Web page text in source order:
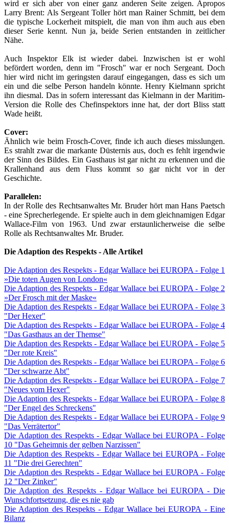
wird er sich aber von einer ganz anderen Seite zeigen. Apropos
Larry Brent: Als Sergeant Toller hört man Rainer Schmitt, bei dem
die typische Lockerheit mitspielt, die man von ihm auch aus eben
dieser Serie kennt. Nun ja, beide Serien entstanden in zeitlicher
Nähe.
Auch Inspektor Elk ist wieder dabei. Inzwischen ist er wohl
befördert worden, denn im "Frosch" war er noch Sergeant. Doch
hier wird nicht im geringsten darauf eingegangen, dass es sich um
ein und die selbe Person handeln könnte. Henry Kielmann spricht
ihn diesmal. Das in sofern interessant das Kielmann in der Maritim-
Version die Rolle des Chefinspektors inne hat, der dort Bliss statt
Wade heißt.
Cover:
Ähnlich wie beim Frosch-Cover, finde ich auch dieses misslungen.
Es strahlt zwar die markante Düsternis aus, doch es fehlt irgendwie
der Sinn des Bildes. Ein Gasthaus ist gar nicht zu erkennen und die
Krallenhand aus dem Fluss kommt so gar nicht vor in der
Geschichte.
Parallelen:
In der Rolle des Rechtsanwaltes Mr. Bruder hört man Hans Paetsch
- eine Sprecherlegende. Er spielte auch in dem gleichnamigen Edgar
Wallace-Film von 1963. Und zwar erstaunlicherweise die selbe
Rolle als Rechtsanwaltes Mr. Bruder.
Die Adaption des Respekts - Alle Artikel
Die Adaption des Respekts - Edgar Wallace bei EUROPA - Folge 1
»Die toten Augen von London«
Die Adaption des Respekts - Edgar Wallace bei EUROPA - Folge 2
»Der Frosch mit der Maske«
Die Adaption des Respekts - Edgar Wallace bei EUROPA - Folge 3
"Der Hexer"
Die Adaption des Respekts - Edgar Wallace bei EUROPA - Folge 4
"Das Gasthaus an der Themse"
Die Adaption des Respekts - Edgar Wallace bei EUROPA - Folge 5
"Der rote Kreis"
Die Adaption des Respekts - Edgar Wallace bei EUROPA - Folge 6
"Der schwarze Abt"
Die Adaption des Respekts - Edgar Wallace bei EUROPA - Folge 7
"Neues vom Hexer"
Die Adaption des Respekts - Edgar Wallace bei EUROPA - Folge 8
"Der Engel des Schreckens"
Die Adaption des Respekts - Edgar Wallace bei EUROPA - Folge 9
"Das Verrätertor"
Die Adaption des Respekts - Edgar Wallace bei EUROPA - Folge
10 "Das Geheimnis der gelben Narzissen"
Die Adaption des Respekts - Edgar Wallace bei EUROPA - Folge
11 "Die drei Gerechten"
Die Adaption des Respekts - Edgar Wallace bei EUROPA - Folge
12 "Der Zinker"
Die Adaption des Respekts - Edgar Wallace bei EUROPA - Die
Wunschfortsetzung, die es nie gab
Die Adaption des Respekts - Edgar Wallace bei EUROPA - Eine
Bilanz